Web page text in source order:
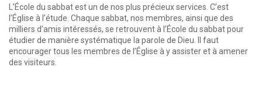
L’École du sabbat est un de nos plus précieux services. C’est
l’Église à l’étude. Chaque sabbat, nos membres, ainsi que des
milliers d’amis intéressés, se retrouvent à l’École du sabbat pour
étudier de manière systématique la parole de Dieu. Il faut
encourager tous les membres de l’Église à y assister et à amener
des visiteurs.